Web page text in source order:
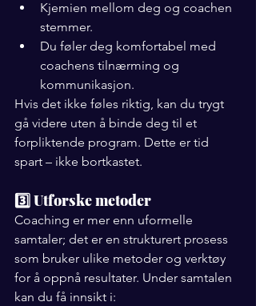
Kjemien mellom deg og coachen
stemmer.
Du føler deg komfortabel med
coachens tilnærming og
kommunikasjon.
Hvis det ikke føles riktig, kan du trygt
gå videre uten å binde deg til et
forpliktende program. Dette er tid
spart – ikke bortkastet.
3️⃣ Utforske metoder
Coaching er mer enn uformelle
samtaler; det er en strukturert prosess
som bruker ulike metoder og verktøy
for å oppnå resultater. Under samtalen
kan du få innsikt i: